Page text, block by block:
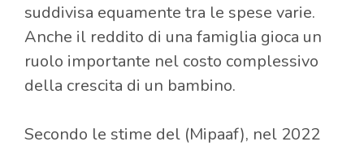
suddivisa equamente tra le spese varie.
Anche il reddito di una famiglia gioca un
ruolo importante nel costo complessivo
della crescita di un bambino.
Secondo le stime del (Mipaaf), nel 2022